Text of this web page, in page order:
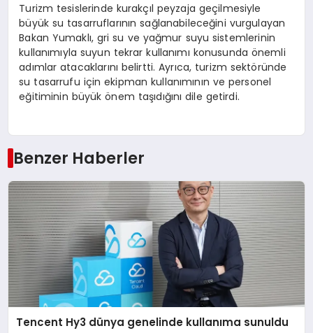
Turizm tesislerinde kurakçıl peyzaja geçilmesiyle
büyük su tasarruflarının sağlanabileceğini vurgulayan
Bakan Yumaklı, gri su ve yağmur suyu sistemlerinin
kullanımıyla suyun tekrar kullanımı konusunda önemli
adımlar atacaklarını belirtti. Ayrıca, turizm sektöründe
su tasarrufu için ekipman kullanımının ve personel
eğitiminin büyük önem taşıdığını dile getirdi.
Benzer Haberler
Tencent Hy3 dünya genelinde kullanıma sunuldu